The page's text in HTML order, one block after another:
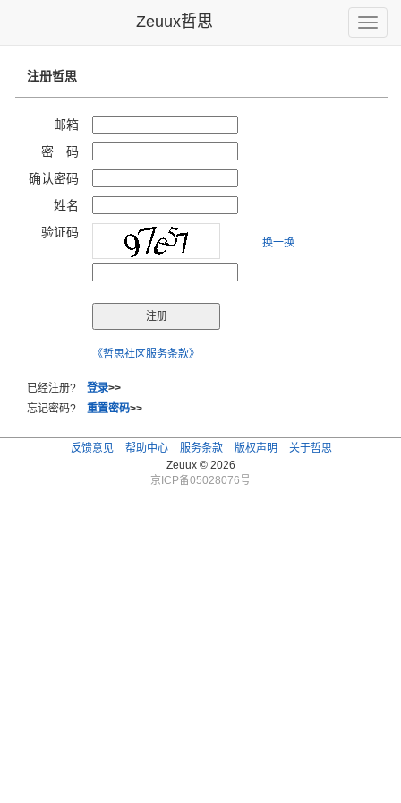
Toggle
Zeuux哲思
注册哲思
邮箱
密 码
确认密码
姓名
验证码
换一换
《哲思社区服务条款》
已经注册? 登录>>
忘记密码? 重置密码>>
反馈意见 帮助中心 服务条款 版权声明
关于哲思
Zeuux © 2026
京ICP备05028076号